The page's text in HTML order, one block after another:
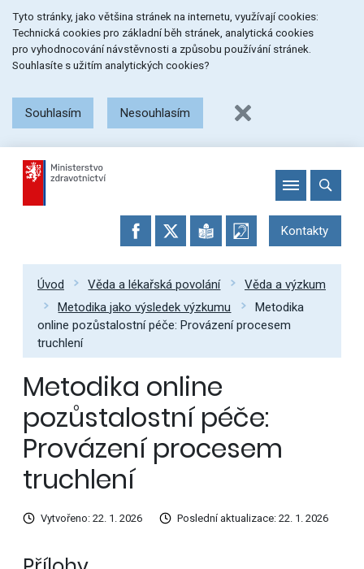
na
menu
na
obsah
na
patičku
stránky
Tyto stránky, jako většina stránek na internetu, využívají cookies:
Technická cookies pro základní běh stránek, analytická cookies
pro vyhodnocování návstěvnosti a způsobu používání stránek.
Souhlasíte s užitím analytických cookies?
Souhlasím Nesouhlasím
Kontakty
Úvod Věda a lékařská povolání
Věda a výzkum
Metodika jako výsledek výzkumu
Metodika
online pozůstalostní péče: Provázení procesem
truchlení
Metodika online
pozůstalostní péče:
Provázení procesem
truchlení
Vytvořeno: 22. 1. 2026 Poslední aktualizace: 22. 1. 2026